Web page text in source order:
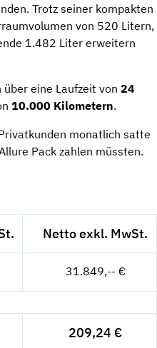
Trotz seiner kompakten
von 520 Litern,
1.482 Liter erweitern
eine Laufzeit von 24
10.000 Kilometern.
monatlich satte
Pack zahlen müssten.
Netto exkl. MwSt.
31.849,-- €
209,24 €